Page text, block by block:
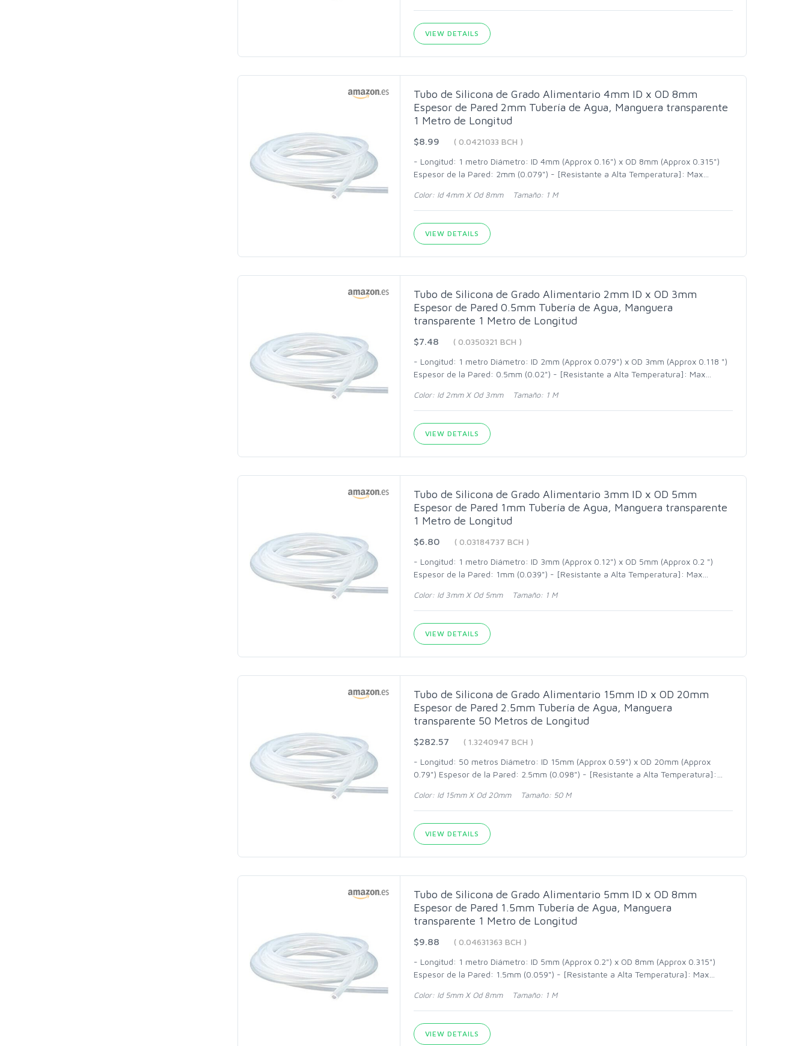
VIEW DETAILS
Tubo de Silicona de Grado Alimentario 4mm ID x OD 8mm
Espesor de Pared 2mm Tubería de Agua, Manguera transparente
1 Metro de Longitud
$8.99
( 0.0421033 BCH )
- Longitud: 1 metro Diámetro: ID 4mm (Approx 0.16") x OD 8mm (Approx 0.315")
Espesor de la Pared: 2mm (0.079") - [Resistante a Alta Temperatura]: Max…
Color: Id 4mm X Od 8mm Tamaño: 1 M
VIEW DETAILS
Tubo de Silicona de Grado Alimentario 2mm ID x OD 3mm
Espesor de Pared 0.5mm Tubería de Agua, Manguera
transparente 1 Metro de Longitud
$7.48
( 0.0350321 BCH )
- Longitud: 1 metro Diámetro: ID 2mm (Approx 0.079") x OD 3mm (Approx 0.118 ")
Espesor de la Pared: 0.5mm (0.02") - [Resistante a Alta Temperatura]: Max…
Color: Id 2mm X Od 3mm Tamaño: 1 M
VIEW DETAILS
Tubo de Silicona de Grado Alimentario 3mm ID x OD 5mm
Espesor de Pared 1mm Tubería de Agua, Manguera transparente
1 Metro de Longitud
$6.80
( 0.03184737 BCH )
- Longitud: 1 metro Diámetro: ID 3mm (Approx 0.12") x OD 5mm (Approx 0.2 ")
Espesor de la Pared: 1mm (0.039") - [Resistante a Alta Temperatura]: Max…
Color: Id 3mm X Od 5mm Tamaño: 1 M
VIEW DETAILS
Tubo de Silicona de Grado Alimentario 15mm ID x OD 20mm
Espesor de Pared 2.5mm Tubería de Agua, Manguera
transparente 50 Metros de Longitud
$282.57
( 1.3240947 BCH )
- Longitud: 50 metros Diámetro: ID 15mm (Approx 0.59") x OD 20mm (Approx
0.79") Espesor de la Pared: 2.5mm (0.098") - [Resistante a Alta Temperatura]:
Color: Id 15mm X Od 20mm Tamaño: 50 M
VIEW DETAILS
Tubo de Silicona de Grado Alimentario 5mm ID x OD 8mm
Espesor de Pared 1.5mm Tubería de Agua, Manguera
transparente 1 Metro de Longitud
$9.88
( 0.04631363 BCH )
- Longitud: 1 metro Diámetro: ID 5mm (Approx 0.2") x OD 8mm (Approx 0.315")
Espesor de la Pared: 1.5mm (0.059") - [Resistante a Alta Temperatura]: Max…
Color: Id 5mm X Od 8mm Tamaño: 1 M
VIEW DETAILS